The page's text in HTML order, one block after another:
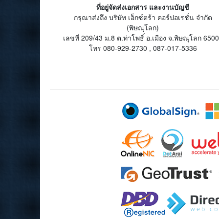
ที่อยู่จัดส่งเอกสาร และงานบัญชี
กรุณาส่งถึง บริษัท เอ็กซ์ตร้า คอร์ปอเรชั่น จำกัด
(พิษณุโลก)
เลขที่ 209/43 ม.8 ต.ท่าโพธิ์ อ.เมือง จ.พิษณุโลก
โทร 080-929-2730 , 087-017-5336